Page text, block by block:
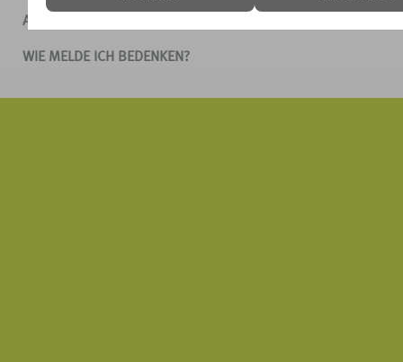
AGB
WIE MELDE ICH BEDENKEN?